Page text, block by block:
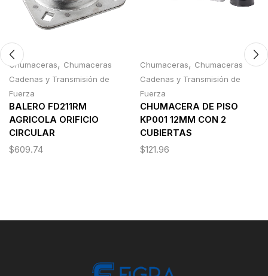
Chumaceras, Chumaceras
Cadenas y Transmisión de
Fuerza
BALERO FD211RM
AGRICOLA ORIFICIO
CIRCULAR
$609.74
Chumaceras, Chumaceras
Cadenas y Transmisión de
Fuerza
CHUMACERA DE PISO
KP001 12MM CON 2
CUBIERTAS
$121.96